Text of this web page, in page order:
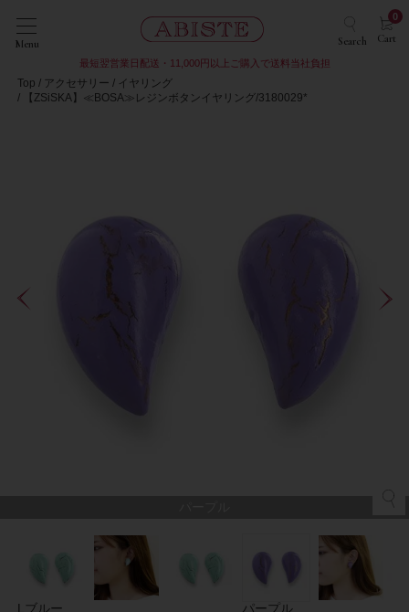
Menu Search Cart
0
最短翌営業日配送・11,000円以上ご購入で送料当社負担
Top アクセサリー
イヤリング
【ZSiSKA】≪BOSA≫レジンボタンイヤリング/3180029*
Lブルー パープル